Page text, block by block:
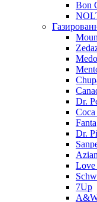
Bon
Dr.
Fanta
Dr. Pi
Love
7Up